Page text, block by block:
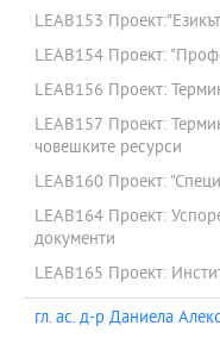
LEAB153
LEAB154 Проект:
LEAB156 Проект:
LEAB157 Проект:
човешките ресурси
LEAB160 Проект:
LEAB164 Проект:
документи
LEAB165 Проект:
гл. ас. д-р Даниела